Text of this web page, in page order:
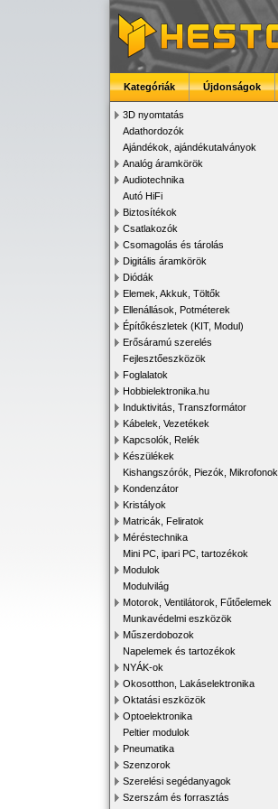
Kategóriák Újdonságok
3D nyomtatás
Adathordozók
Ajándékok, ajándékutalványok
Analóg áramkörök
Audiotechnika
Autó HiFi
Biztosítékok
Csatlakozók
Csomagolás és tárolás
Digitális áramkörök
Diódák
Elemek, Akkuk, Töltők
Ellenállások, Potméterek
Építőkészletek (KIT, Modul)
Erősáramú szerelés
Fejlesztőeszközök
Foglalatok
Hobbielektronika.hu
Induktivitás, Transzformátor
Kábelek, Vezetékek
Kapcsolók, Relék
Készülékek
Kishangszórók, Piezók, Mikrofonok
Kondenzátor
Kristályok
Matricák, Feliratok
Méréstechnika
Mini PC, ipari PC, tartozékok
Modulok
Modulvilág
Motorok, Ventilátorok, Fűtőelemek
Munkavédelmi eszközök
Műszerdobozok
Napelemek és tartozékok
NYÁK-ok
Okosotthon, Lakáselektronika
Oktatási eszközök
Optoelektronika
Peltier modulok
Pneumatika
Szenzorok
Szerelési segédanyagok
Szerszám és forrasztás